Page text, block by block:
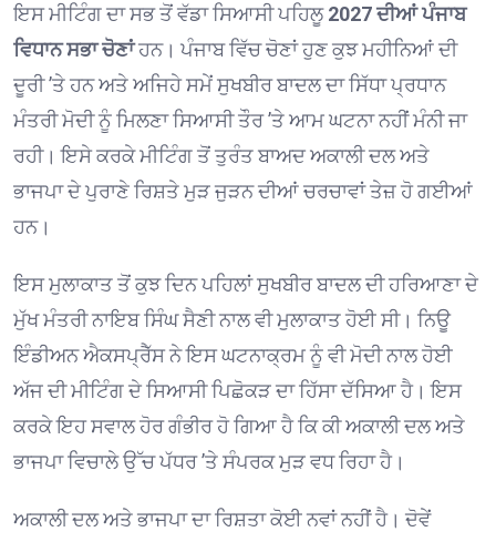
ਇਸ ਮੀਟਿੰਗ ਦਾ ਸਭ ਤੋਂ ਵੱਡਾ ਸਿਆਸੀ ਪਹਿਲੂ2027 ਦੀਆਂ ਪੰਜਾਬ
ਵਿਧਾਨ ਸਭਾ ਚੋਣਾਂਹਨ। ਪੰਜਾਬ ਵਿੱਚ ਚੋਣਾਂ ਹੁਣ ਕੁਝ ਮਹੀਨਿਆਂ ਦੀ
ਦੂਰੀ ’ਤੇ ਹਨ ਅਤੇ ਅਜਿਹੇ ਸਮੇਂ ਸੁਖਬੀਰ ਬਾਦਲ ਦਾ ਸਿੱਧਾ ਪ੍ਰਧਾਨ
ਮੰਤਰੀ ਮੋਦੀ ਨੂੰ ਮਿਲਣਾ ਸਿਆਸੀ ਤੌਰ ’ਤੇ ਆਮ ਘਟਨਾ ਨਹੀਂ ਮੰਨੀ ਜਾ
ਰਹੀ। ਇਸੇ ਕਰਕੇ ਮੀਟਿੰਗ ਤੋਂ ਤੁਰੰਤ ਬਾਅਦ ਅਕਾਲੀ ਦਲ ਅਤੇ
ਭਾਜਪਾ ਦੇ ਪੁਰਾਣੇ ਰਿਸ਼ਤੇ ਮੁੜ ਜੁੜਨ ਦੀਆਂ ਚਰਚਾਵਾਂ ਤੇਜ਼ ਹੋ ਗਈਆਂ
ਹਨ।
ਇਸ ਮੁਲਾਕਾਤ ਤੋਂ ਕੁਝ ਦਿਨ ਪਹਿਲਾਂ ਸੁਖਬੀਰ ਬਾਦਲ ਦੀ ਹਰਿਆਣਾ ਦੇ
ਮੁੱਖ ਮੰਤਰੀ ਨਾਇਬ ਸਿੰਘ ਸੈਣੀ ਨਾਲ ਵੀ ਮੁਲਾਕਾਤ ਹੋਈ ਸੀ। ਨਿਊ
ਇੰਡੀਅਨ ਐਕਸਪ੍ਰੈੱਸ ਨੇ ਇਸ ਘਟਨਾਕ੍ਰਮ ਨੂੰ ਵੀ ਮੋਦੀ ਨਾਲ ਹੋਈ
ਅੱਜ ਦੀ ਮੀਟਿੰਗ ਦੇ ਸਿਆਸੀ ਪਿਛੋਕੜ ਦਾ ਹਿੱਸਾ ਦੱਸਿਆ ਹੈ। ਇਸ
ਕਰਕੇ ਇਹ ਸਵਾਲ ਹੋਰ ਗੰਭੀਰ ਹੋ ਗਿਆ ਹੈ ਕਿ ਕੀ ਅਕਾਲੀ ਦਲ ਅਤੇ
ਭਾਜਪਾ ਵਿਚਾਲੇ ਉੱਚ ਪੱਧਰ ’ਤੇ ਸੰਪਰਕ ਮੁੜ ਵਧ ਰਿਹਾ ਹੈ।
ਅਕਾਲੀ ਦਲ ਅਤੇ ਭਾਜਪਾ ਦਾ ਰਿਸ਼ਤਾ ਕੋਈ ਨਵਾਂ ਨਹੀਂ ਹੈ। ਦੋਵੇਂ